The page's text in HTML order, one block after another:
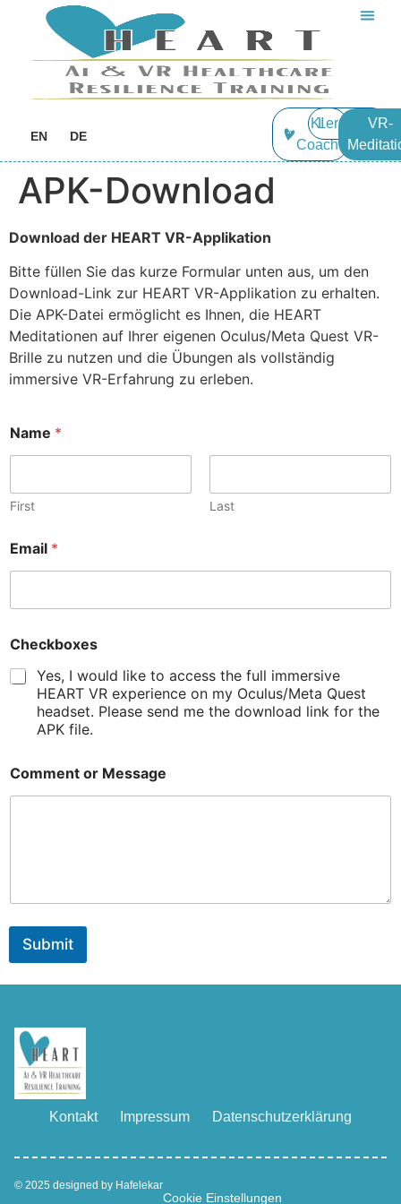
EN DE
KI
Coach
LernreiseVR-
APK-Download
Download der HEART VR-Applikation
Bitte füllen Sie das kurze Formular unten aus, um den
Download-Link zur HEART VR-Applikation zu erhalten.
Die APK-Datei ermöglicht es Ihnen, die HEART
Meditationen auf Ihrer eigenen Oculus/Meta Quest VR-
Brille zu nutzen und die Übungen als vollständig
immersive VR-Erfahrung zu erleben.
a
m
C
o
m
e
n
N
m
Name *
First Last
Email *
Checkboxes
Yes, I would like to access the full immersive
HEART VR experience on my Oculus/Meta Quest
headset. Please send me the download link for the
APK file.
Comment or Message
Submit
Kontakt Impressum Datenschutzerklärung
© 2025 designed by Hafelekar
Cookie Einstellungen